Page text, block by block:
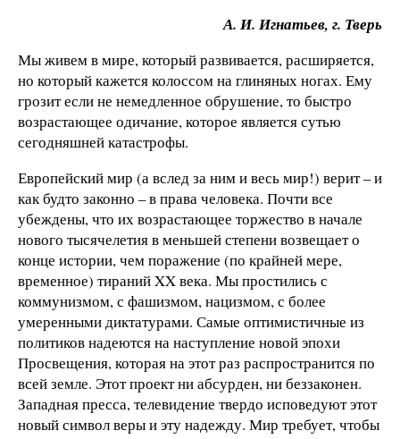
А. И. Игнатьев, г. Тверь
Мы живем в мире, который развивается, расширяется,
но который кажется колоссом на глиняных ногах. Ему
грозит если не немедленное обрушение, то быстро
возрастающее одичание, которое является сутью
сегодняшней катастрофы.
Европейский мир (а вслед за ним и весь мир!) верит – и
как будто законно – в права человека. Почти все
убеждены, что их возрастающее торжество в начале
нового тысячелетия в меньшей степени возвещает о
конце истории, чем поражение (по крайней мере,
временное) тираний XX века. Мы простились с
коммунизмом, с фашизмом, нацизмом, с более
умеренными диктатурами. Самые оптимистичные из
политиков надеются на наступление новой эпохи
Просвещения, которая на этот раз распространится по
всей земле. Этот проект ни абсурден, ни беззаконен.
Западная пресса, телевидение твердо исповедуют этот
новый символ веры и эту надежду. Мир требует, чтобы